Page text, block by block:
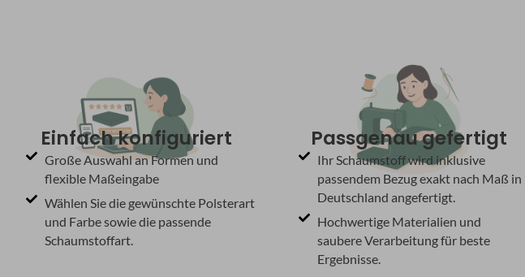
Einfach konfiguriert
Große Auswahl an Formen und
flexible Maßeingabe
Wählen Sie die gewünschte Polsterart
und Farbe sowie die passende
Schaumstoffart.
Passgenau gefertigt
Ihr Schaumstoff wird inklusive
passendem Bezug exakt nach Maß in
Deutschland angefertigt.
Hochwertige Materialien und
saubere Verarbeitung für beste
Ergebnisse.